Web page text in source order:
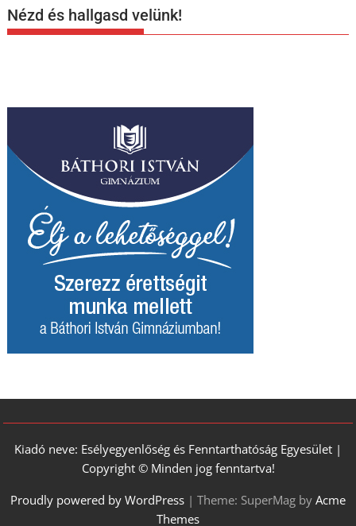
Nézd és hallgasd velünk!
Kiadó neve: Esélyegyenlőség és Fenntarthatóság Egyesület |
Copyright © Minden jog fenntartva!
Proudly powered by WordPress | Theme: SuperMag by Acme
Themes